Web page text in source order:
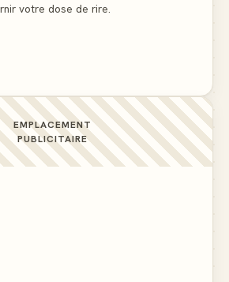
votre dose de rire.
EMPLACEMENT
PUBLICITAIRE